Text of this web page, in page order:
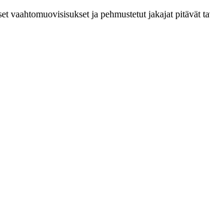
ja pehmustetut jakajat pitävät